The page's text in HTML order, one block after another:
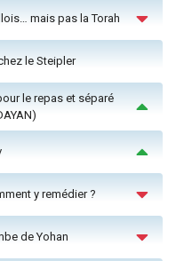
mais pas la Torah
le Steipler
le repas et séparé
y remédier ?
de Yohan